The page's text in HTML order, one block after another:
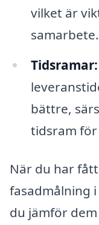
vilket är
samarbete.
Tidsramar:
bättre,
tidsram
När du har
fasadmålning
du jämför